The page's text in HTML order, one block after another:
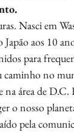
Nasci em
Japão aos 10
para
caminho no
área de D.C.
o nosso
pela